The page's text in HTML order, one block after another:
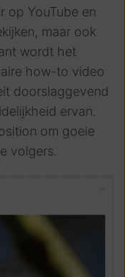
op YouTube en
maar ook
wordt het
how-to video
doorslaggevend
ervan.
om goeie
volgers.